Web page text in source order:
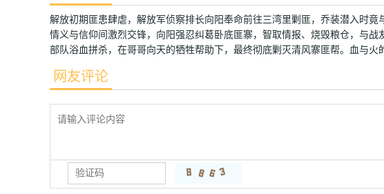
解放初期匪患肆虐，解放军侦察排长向阳奉命前往三湾里剿匪，乔装潜入时
情义与信仰间激烈交锋，向阳强忍纠葛卧底匪寨，智取情报、烧毁粮仓，与
部队浴血拼杀，在哥哥向天的牺牲帮助下，最终彻底剿灭清风寨匪帮。血与火
网友评论